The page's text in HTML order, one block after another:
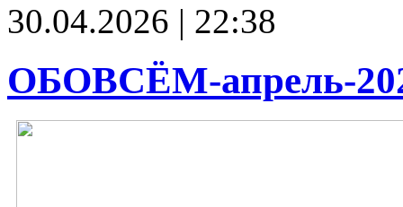
30.04.2026 | 22:38
ОБОВСЁМ-апрель-